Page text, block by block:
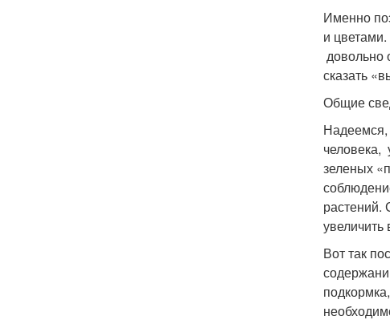
Именно
и
довольно
сказать
Общие
Надеемся,
человека,
зеленых
растений.
увеличить
Вот так